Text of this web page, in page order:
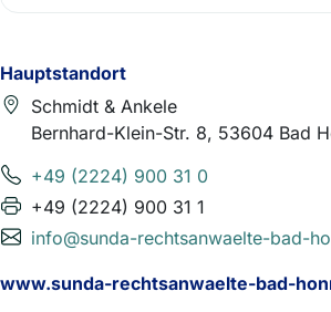
Hauptstandort
Schmidt & Ankele
Bernhard-Klein-Str. 8, 53604 Bad
+49 (2224) 900 31 0
+49 (2224) 900 31 1
info@sunda-rechtsanwaelte-bad-
www.sunda-rechtsanwaelte-bad-